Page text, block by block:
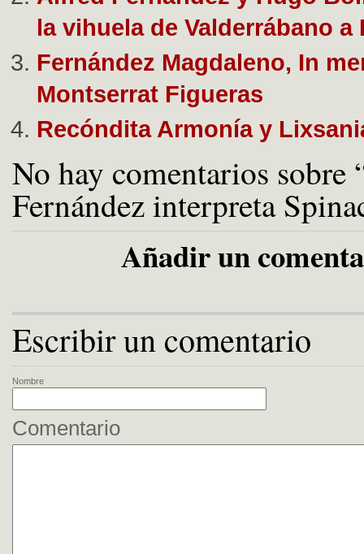
la vihuela de Valderrábano a
Fernández Magdaleno, In
Montserrat Figueras
Recóndita Armonía y
No hay comentarios sobre
Fernández interpreta
Añadir un
Escribir un comentario
Nombre
Comentario